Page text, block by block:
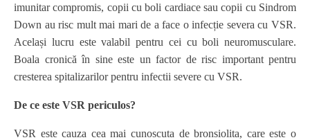
imunitar compromis, copii cu boli cardiace sau copii cu Sindrom
Down au risc mult mai mari de a face o infecție severa cu VSR.
Același lucru este valabil pentru cei cu boli neuromusculare.
Boala cronică în sine este un factor de risc important pentru
cresterea spitalizarilor pentru infectii severe cu VSR.
De ce este VSR periculos?
VSR este cauza cea mai cunoscuta de bronsiolita, care este o